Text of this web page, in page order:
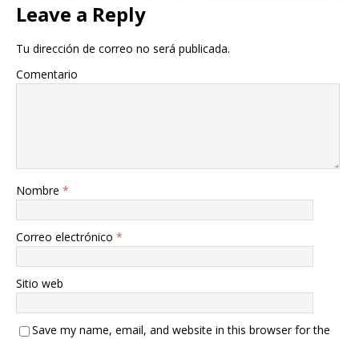
Leave a Reply
Tu dirección de correo no será publicada.
Comentario
Nombre *
Correo electrónico *
Sitio web
Save my name, email, and website in this browser for the